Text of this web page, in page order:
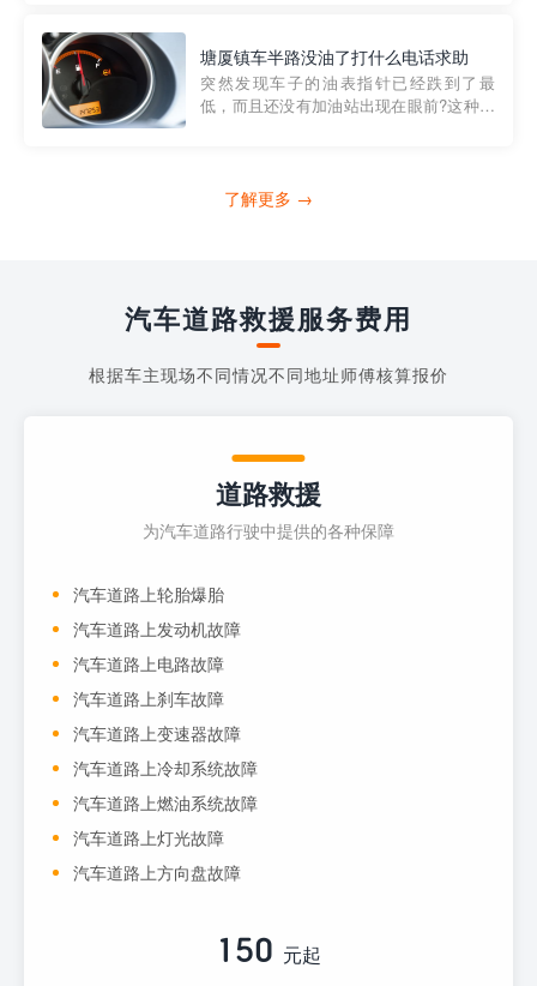
越者小程序是一款专门解决汽车没油问题
的在线服务平台。通过...
塘厦镇车半路没油了打什么电话求助
突然发现车子的油表指针已经跌到了最
低，而且还没有加油站出现在眼前?这种情
打4006363122请求送油人员来帮助你。
了解更多 →
汽车道路救援服务费用
根据车主现场不同情况不同地址师傅核算报价
道路救援
为汽车道路行驶中提供的各种保障
汽车道路上轮胎爆胎
汽车道路上发动机故障
汽车道路上电路故障
汽车道路上刹车故障
汽车道路上变速器故障
汽车道路上冷却系统故障
汽车道路上燃油系统故障
汽车道路上灯光故障
汽车道路上方向盘故障
150 元起